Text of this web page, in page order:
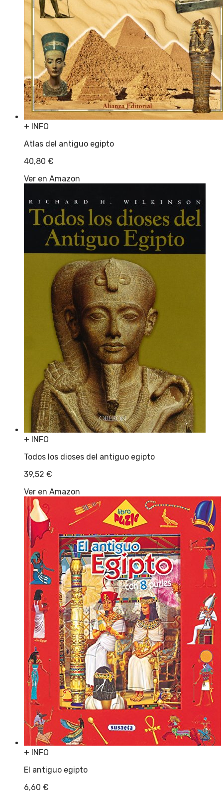
+ INFO
Atlas del antiguo egipto
40,80 €
Ver en Amazon
+ INFO
Todos los dioses del antiguo egipto
39,52 €
Ver en Amazon
+ INFO
El antiguo egipto
6,60 €